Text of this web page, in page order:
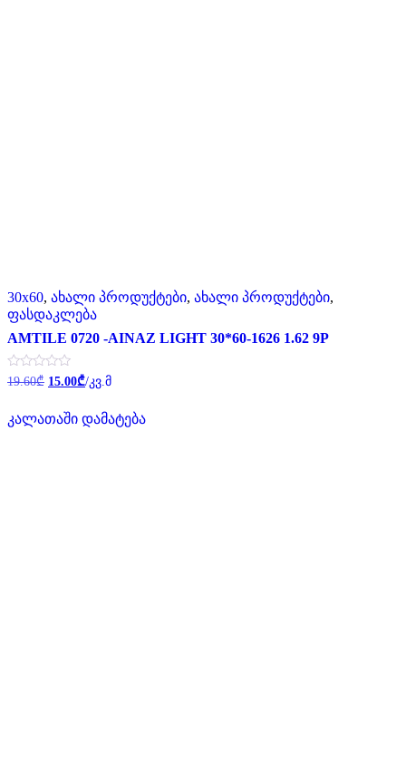
30x60, ახალი პროდუქტები, ახალი პროდუქტები,
ფასდაკლება
AMTILE 0720 -AINAZ LIGHT 30*60-1626 1.62 9P
შეფასება
0
5-
დან
19.60₾ Original
19.60₾.
15.00₾Current
price
15.00₾.
/კვ.მ
კალათაში დამატება